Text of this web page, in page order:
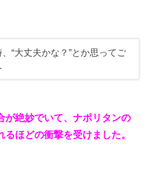
“大丈夫かな？”とか思ってご
が絶妙でいて、ナポリタンの
ほどの衝撃を受けました。